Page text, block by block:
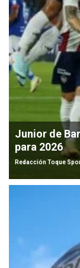
Junior de
para 2026
Redacción Toque